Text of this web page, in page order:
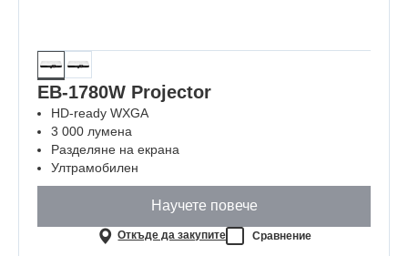
EB-1780W Projector
HD-ready WXGA
3 000 лумена
Разделяне на екрана
Ултрамобилен
Научете повече
Откъде да закупите Сравнение